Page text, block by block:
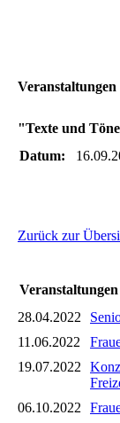
Veranstaltungen
"Texte und
Datum:
Zurück zur
Veranstaltungen
28.04.2022
11.06.2022
19.07.2022
06.10.2022